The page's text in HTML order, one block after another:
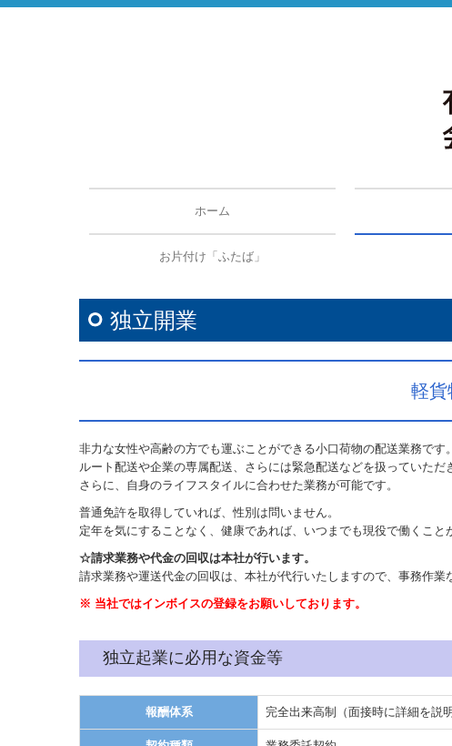
ホーム
お片付け「ふたば」
独立開業
軽貨
非力な女性や高齢の方でも運ぶことができる小口荷物の配送業務です。
ルート配送や企業の専属配送、さらには緊急配送などを扱っていただ
さらに、自身のライフスタイルに合わせた業務が可能です。
普通免許を取得していれば、性別は問いません。
定年を気にすることなく、健康であれば、いつまでも現役で働くこと
☆請求業務や代金の回収は本社が行います。
請求業務や運送代金の回収は、本社が代行いたしますので、事務作業
※ 当社ではインボイスの登録をお願いしております。
独立起業に必用な資金等
報酬体系 完全出来高制（面接時に詳細を説